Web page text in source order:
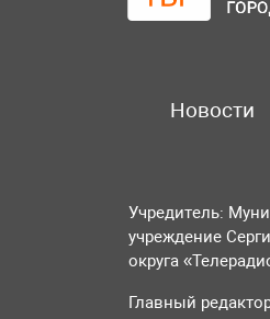
Новости
Учредитель:
учреждение
округа
Главный